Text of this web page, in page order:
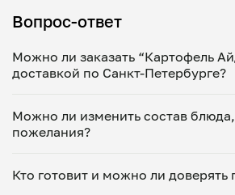
Вопрос-ответ
Можно ли заказать “Картофель
доставкой по Санкт-Петербурге?
Укажите удобное время — и
домашнее блюдо в большой
минут. Статус заказа
кабинете, а с поваром можно
Можно ли изменить состав блюда,
пожелания?
под ваши предпочтения: уберет
Кто готовит и можно ли доверять